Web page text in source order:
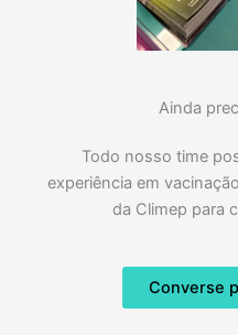
Ainda
Todo nosso time
experiência em
da Climep para
Converse